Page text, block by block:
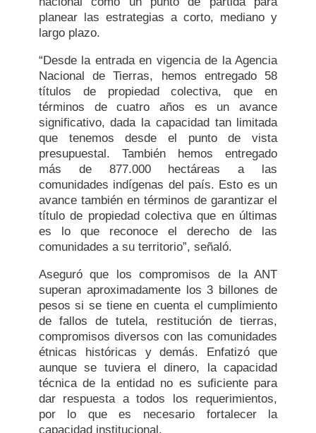
planear las estrategias a corto, mediano y
largo plazo.
“Desde la entrada en vigencia de la Agencia
Nacional de Tierras, hemos entregado 58
títulos de propiedad colectiva, que en
términos de cuatro años es un avance
significativo, dada la capacidad tan limitada
que tenemos desde el punto de vista
presupuestal. También hemos entregado
más de 877.000 hectáreas a las
comunidades indígenas del país. Esto es un
avance también en términos de garantizar el
título de propiedad colectiva que en últimas
es lo que reconoce el derecho de las
comunidades a su territorio”, señaló.
Aseguró que los compromisos de la ANT
superan aproximadamente los 3 billones de
pesos si se tiene en cuenta el cumplimiento
de fallos de tutela, restitución de tierras,
compromisos diversos con las comunidades
étnicas históricas y demás. Enfatizó que
aunque se tuviera el dinero, la capacidad
técnica de la entidad no es suficiente para
dar respuesta a todos los requerimientos,
por lo que es necesario fortalecer la
capacidad institucional.